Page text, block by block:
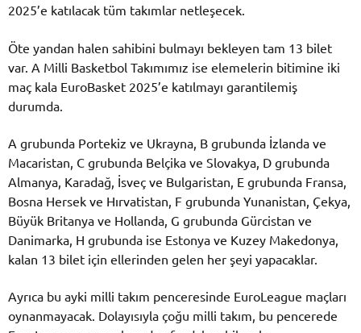
2025’e katılacak tüm takımlar netleşecek.
Öte yandan halen sahibini bulmayı bekleyen tam 13 bilet
var. A Milli Basketbol Takımımız ise elemelerin bitimine iki
maç kala EuroBasket 2025’e katılmayı garantilemiş
durumda.
A grubunda Portekiz ve Ukrayna, B grubunda İzlanda ve
Macaristan, C grubunda Belçika ve Slovakya, D grubunda
Almanya, Karadağ, İsveç ve Bulgaristan, E grubunda Fransa,
Bosna Hersek ve Hırvatistan, F grubunda Yunanistan, Çekya,
Büyük Britanya ve Hollanda, G grubunda Gürcistan ve
Danimarka, H grubunda ise Estonya ve Kuzey Makedonya,
kalan 13 bilet için ellerinden gelen her şeyi yapacaklar.
Ayrıca bu ayki milli takım penceresinde EuroLeague maçları
oynanmayacak. Dolayısıyla çoğu milli takım, bu pencerede